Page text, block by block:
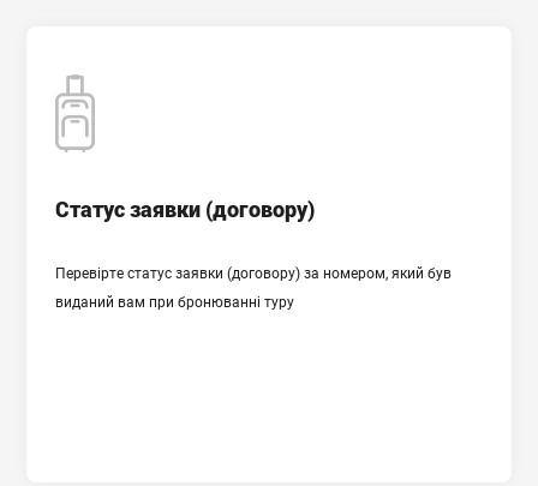
Cтатус заявки (договору)
Перевірте статус заявки (договору) за номером, який був
виданий вам при бронюванні туру
ПЕРЕВІРИТИ СТАТУС ЗАЯВКИ